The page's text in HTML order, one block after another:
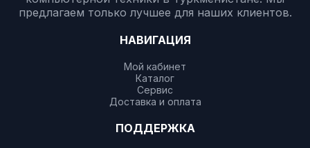
предлагаем только лучшее для наших клиентов.
НАВИГАЦИЯ
Мой кабинет
Каталог
Сервис
Доставка и оплата
ПОДДЕРЖКА